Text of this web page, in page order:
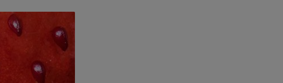
Zaufani Partnerzy i Agora S.A. możemy przetwarzać dane osobowe w następujących
dokładnych danych geolokalizacyjnych. Aktywne skanowanie charakterystyki urządzenia
informacji na urządzeniu lub dostęp do nich. Spersonalizowane reklamy i treści,
i ulepszanie usług.